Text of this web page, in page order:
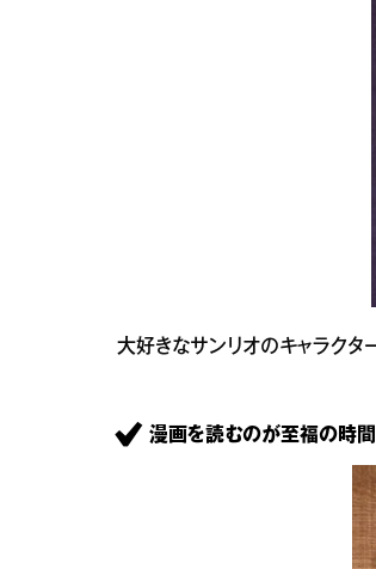
大好きなサンリオのキャラクタ
漫画を読むのが至福の時間